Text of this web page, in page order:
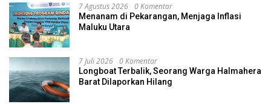
7 Agustus 2026 0 Komentar
Menanam di Pekarangan, Menjaga Inflasi
Maluku Utara
7 Juli 2026 0 Komentar
Longboat Terbalik, Seorang Warga Halmahera
Barat Dilaporkan Hilang